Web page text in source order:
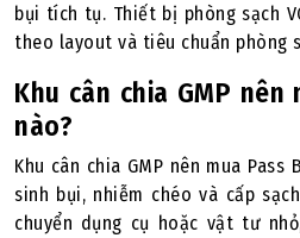
bụi tích tụ. Thiết bị phòng sạch
theo layout và tiêu chuẩn phòng
Khu cân chia GMP
nào?
Khu cân chia GMP nên mua
sinh bụi, nhiễm chéo và cấp
chuyển dụng cụ hoặc vật tư